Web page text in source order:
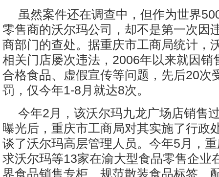
虽然案件还在调查中，但作为世界
零售商的沃尔玛公司，却不是第一次因
商部门的查处。据重庆市工商局统计，
相关门店屡次违法，2006年以来就因销
合格食品、虚假宣传等问题，先后20次
罚，仅今年1-8月就达8次。
今年2月，该沃尔玛九龙广场店销售
曝光后，重庆市工商局对其实施了行政
谈了沃尔玛高层管理人员。今年5月，
求沃尔玛等13家在渝大型食品零售企业
界食品销售专柜、规范散装食品标签、